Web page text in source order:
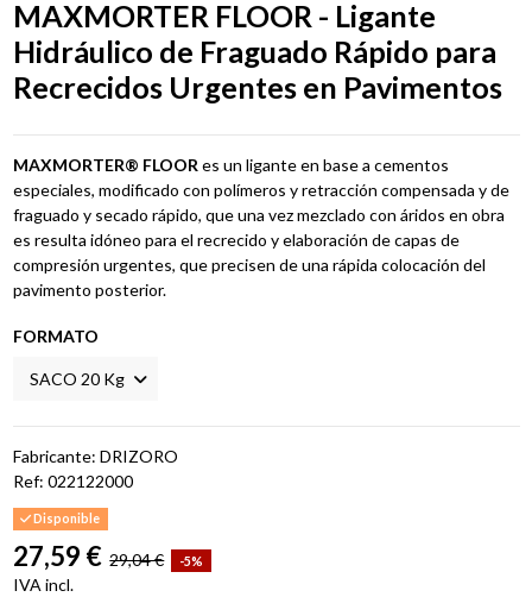
MAXMORTER FLOOR - Ligante
Hidráulico de Fraguado Rápido para
Recrecidos Urgentes en Pavimentos
MAXMORTER® FLOOR es un ligante en base a cementos
especiales, modificado con polímeros y retracción compensada y de
fraguado y secado rápido, que una vez mezclado con áridos en obra
es resulta idóneo para el recrecido y elaboración de capas de
compresión urgentes, que precisen de una rápida colocación del
pavimento posterior.
FORMATO
Fabricante: DRIZORO
Ref: 022122000
Disponible
27,59 € 29,04 € -5%
IVA incl.